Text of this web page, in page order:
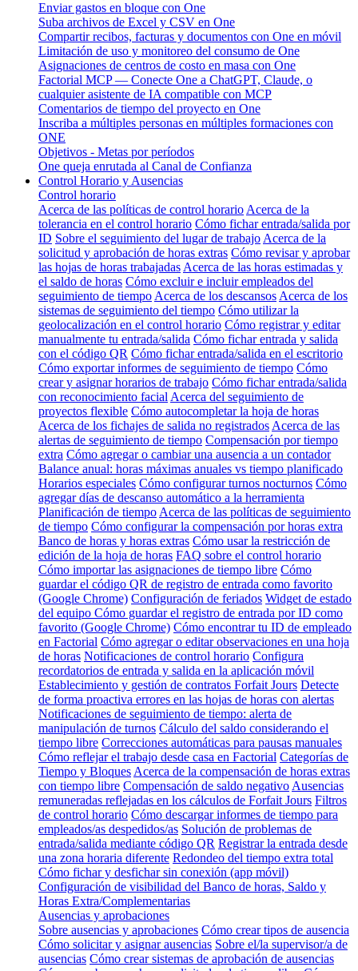
Enviar gastos en bloque con One
Suba archivos de Excel y CSV en One
Compartir recibos, facturas y documentos con One en móvil
Limitación de uso y monitoreo del consumo de One
Asignaciones de centros de costo en masa con One
Factorial MCP — Conecte One a ChatGPT, Claude, o
cualquier asistente de IA compatible con MCP
Comentarios de tiempo del proyecto en One
Inscriba a múltiples personas en múltiples formaciones con
ONE
Objetivos - Metas por períodos
One queja enrutada al Canal de Confianza
Control Horario y Ausencias
Control horario
Acerca de las políticas de control horario Acerca de la
tolerancia en el control horario Cómo fichar entrada/salida por
ID Sobre el seguimiento del lugar de trabajo Acerca de la
solicitud y aprobación de horas extras Cómo revisar y aprobar
las hojas de horas trabajadas Acerca de las horas estimadas y
el saldo de horas Cómo excluir e incluir empleados del
seguimiento de tiempo Acerca de los descansos Acerca de los
sistemas de seguimiento del tiempo Cómo utilizar la
geolocalización en el control horario Cómo registrar y editar
manualmente tu entrada/salida Cómo fichar entrada y salida
con el código QR Cómo fichar entrada/salida en el escritorio
Cómo exportar informes de seguimiento de tiempo Cómo
crear y asignar horarios de trabajo Cómo fichar entrada/salida
con reconocimiento facial Acerca del seguimiento de
proyectos flexible Cómo autocompletar la hoja de horas
Acerca de los fichajes de salida no registrados Acerca de las
alertas de seguimiento de tiempo Compensación por tiempo
extra Cómo agregar o cambiar una ausencia a un contador
Balance anual: horas máximas anuales vs tiempo planificado
Horarios especiales Cómo configurar turnos nocturnos Cómo
agregar días de descanso automático a la herramienta
Planificación de tiempo Acerca de las políticas de seguimiento
de tiempo Cómo configurar la compensación por horas extra
Banco de horas y horas extras Cómo usar la restricción de
edición de la hoja de horas FAQ sobre el control horario
Cómo importar las asignaciones de tiempo libre Cómo
guardar el código QR de registro de entrada como favorito
(Google Chrome) Configuración de feriados Widget de estado
del equipo Cómo guardar el registro de entrada por ID como
favorito (Google Chrome) Cómo encontrar tu ID de empleado
en Factorial Cómo agregar o editar observaciones en una hoja
de horas Notificaciones de control horario Configura
recordatorios de entrada y salida en la aplicación móvil
Establecimiento y gestión de contratos Forfait Jours Detecte
de forma proactiva errores en las hojas de horas con alertas
Notificaciones de seguimiento de tiempo: alerta de
manipulación de turnos Cálculo del saldo considerando el
tiempo libre Correcciones automáticas para pausas manuales
Cómo reflejar el trabajo desde casa en Factorial Categorías de
Tiempo y Bloques Acerca de la compensación de horas extras
con tiempo libre Compensación de saldo negativo Ausencias
remuneradas reflejadas en los cálculos de Forfait Jours Filtros
de control horario Cómo descargar informes de tiempo para
empleados/as despedidos/as Solución de problemas de
entrada/salida mediante código QR Registrar la entrada desde
una zona horaria diferente Redondeo del tiempo extra total
Cómo fichar y desfichar sin conexión (app móvil)
Configuración de visibilidad del Banco de horas, Saldo y
Horas Extra/Complementarias
Ausencias y aprobaciones
Sobre ausencias y aprobaciones Cómo crear tipos de ausencia
Cómo solicitar y asignar ausencias Sobre el/la supervisor/a de
ausencias Cómo crear sistemas de aprobación de ausencias